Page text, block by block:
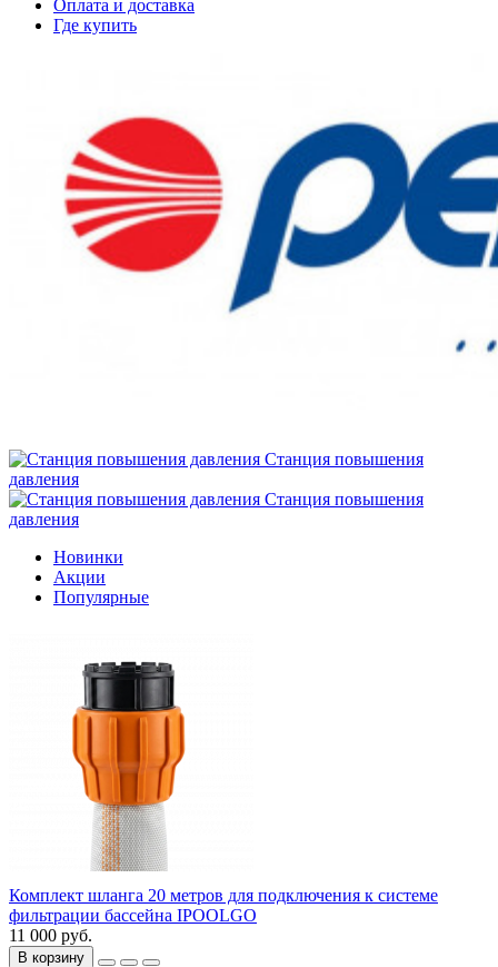
Оплата и доставка
Где купить
Станция повышения
давления
Станция повышения
давления
Новинки
Акции
Популярные
Комплект шланга 20 метров для подключения к системе
фильтрации бассейна IPOOLGO
11 000 руб.
В корзину